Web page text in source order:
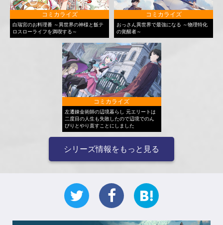
コミカライズ
白瑞宮のお料理番 ～異世界の神様と飯テ
ロスローライフを満喫する～
コミカライズ
おっさん異世界で最強になる ～物理特化
の覚醒者～
コミカライズ
左遷錬金術師の辺境暮らし 元エリートは
二度目の人生も失敗したので辺境でのん
びりとやり直すことにしました
シリーズ情報をもっと見る